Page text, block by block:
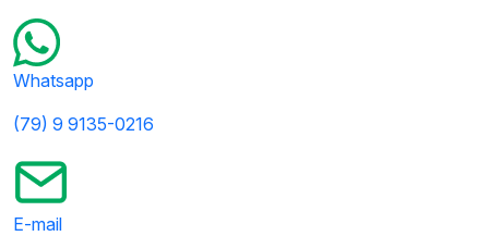
Whatsapp
(79) 9 9135-0216
E-mail